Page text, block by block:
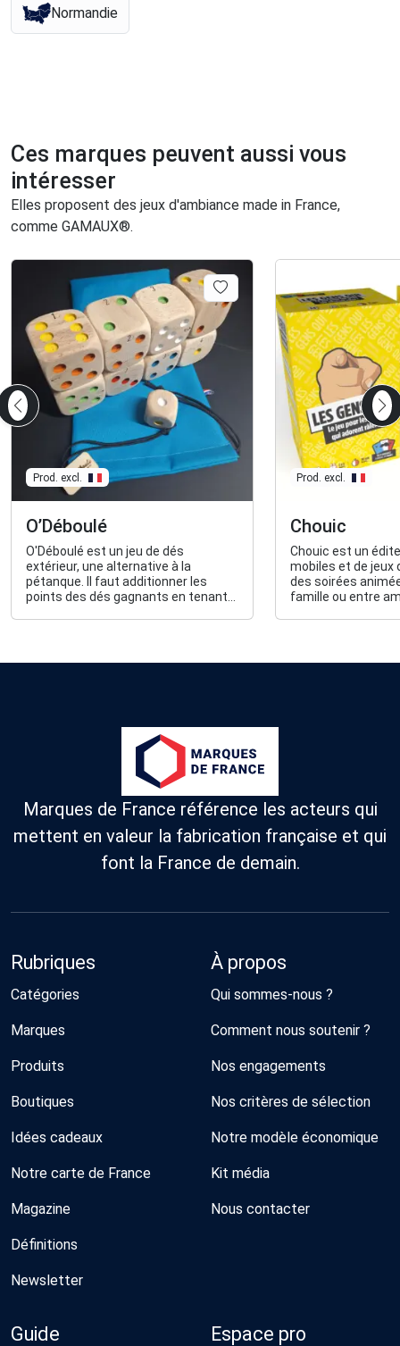
Normandie
Ces marques peuvent aussi vous
intéresser
Elles proposent des jeux d'ambiance made in France,
comme GAMAUX®.
Prod. excl.
O’Déboulé
O'Déboulé est un jeu de dés
extérieur, une alternative à la
pétanque. Il faut additionner les
points des dés gagnants en tenant
Prod. excl.
Chouic
Chouic est un
mobiles et de jeux
des soirées
famille ou entre
Marques de France référence les acteurs qui
mettent en valeur la fabrication française et qui
font la France de demain.
Rubriques
Catégories
Marques
Produits
Boutiques
Idées cadeaux
Notre carte de France
Magazine
Définitions
Newsletter
À propos
Qui sommes-nous ?
Comment nous soutenir ?
Nos engagements
Nos critères de sélection
Notre modèle économique
Kit média
Nous contacter
Guide Espace pro